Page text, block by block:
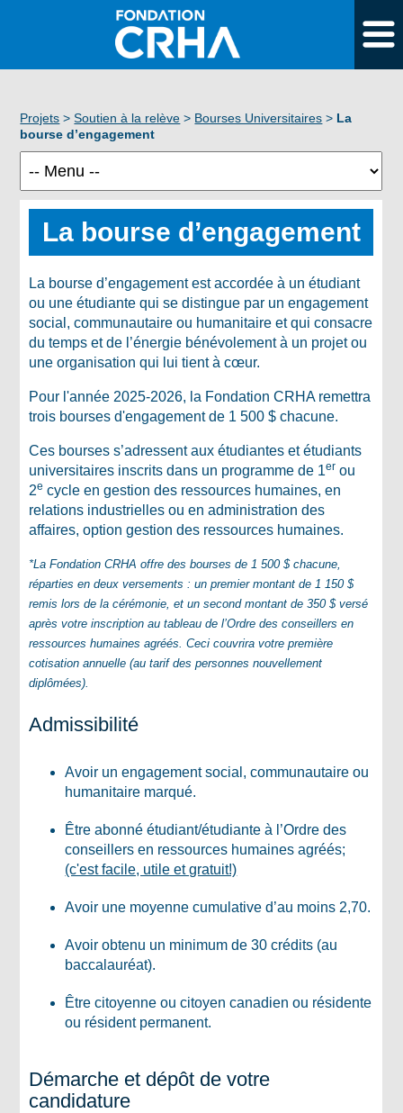
Projets >Soutien à la relève > Bourses Universitaires > La
bourse d’engagement
La bourse d’engagement
La bourse d’engagement est accordée à un étudiant
ou une étudiante qui se distingue par un engagement
social, communautaire ou humanitaire et qui consacre
du temps et de l’énergie bénévolement à un projet ou
une organisation qui lui tient à cœur.
Pour l'année 2025-2026, la Fondation CRHA remettra
trois bourses d'engagement de 1 500 $ chacune.
Ces bourses s’adressent aux étudiantes et étudiants
universitaires inscrits dans un programme de 1er ou
2e cycle en gestion des ressources humaines, en
relations industrielles ou en administration des
affaires, option gestion des ressources humaines.
*La Fondation CRHA offre des bourses de 1 500 $ chacune,
réparties en deux versements : un premier montant de 1 150 $
remis lors de la cérémonie, et un second montant de 350 $ versé
après votre inscription au tableau de l’Ordre des conseillers en
ressources humaines agréés. Ceci couvrira votre première
cotisation annuelle (au tarif des personnes nouvellement
diplômées).
Admissibilité
Avoir un engagement social, communautaire ou
humanitaire marqué.
Être abonné étudiant/étudiante à l’Ordre des
conseillers en ressources humaines agréés;
(c'est facile, utile et gratuit!)
Avoir une moyenne cumulative d’au moins 2,70.
Avoir obtenu un minimum de 30 crédits (au
baccalauréat).
Être citoyenne ou citoyen canadien ou résidente
ou résident permanent.
Démarche et dépôt de votre
candidature